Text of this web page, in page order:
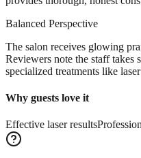
Balanced Perspective
The salon receives glowing
Reviewers note the staff
specialized treatments like
Why guests love it
Effective laser results